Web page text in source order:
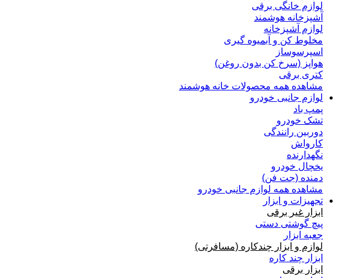
لوازم خانگی برقی
آشپزخانه هوشمند
لوازم آشپزخانه
مخلوط کن و آبمیوه گیری
اسپرسوساز
هواپز (سرخ کن بدون روغن)
کتری برقی
مشاهده همه محصولات خانه هوشمند
لوازم جانبی خودرو
پمپ باد
تشک خودرو
دوربین رانندگی
کارواش
نگهدارنده
یخچال خودرو
دمنده (جت فن)
مشاهده همه لوازم جانبی خودرو
تجهیزات و ابزار
ابزار غیر برقی
پیچ گوشتی دستی
جعبه ابزار
لوازم و ابزار چندکاره (مسافرتی)
ابزار چند کاره
ابزار برقی